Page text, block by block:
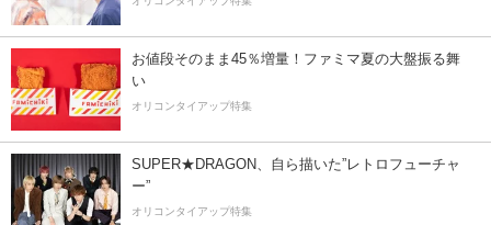
お値段そのまま45％増量！ファミマ夏の大盤振る舞
い
オリコンタイアップ特集
SUPER★DRAGON、自ら描いた”レトロフューチャ
ー”
オリコンタイアップ特集